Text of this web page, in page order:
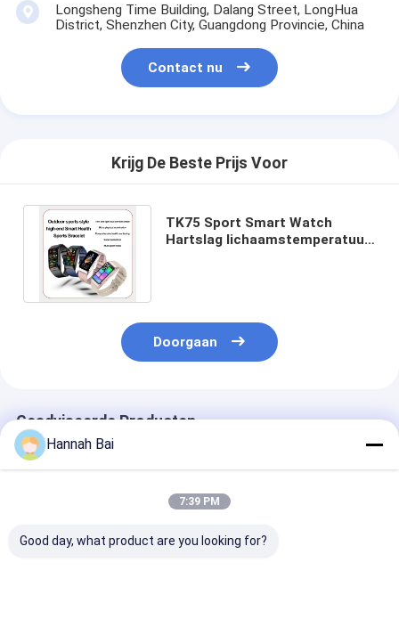
Longsheng Time Building, Dalang Street, LongHua
District, Shenzhen City, Guangdong Provincie, China
Contact nu
Krijg De Beste Prijs Voor
TK75 Sport Smart Watch
Hartslag lichaamstemperatuur
Doorgaan
Geadviseerde Producten
Hannah Bai
7:39 PM
Good day, what product are you looking for?